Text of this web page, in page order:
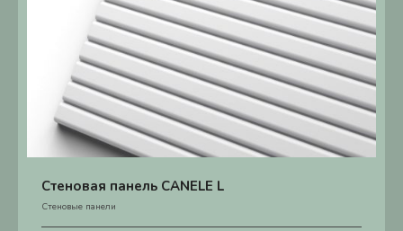
Стеновая панель CANELE L
Стеновые панели